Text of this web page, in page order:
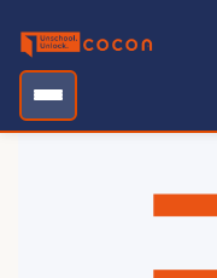
content